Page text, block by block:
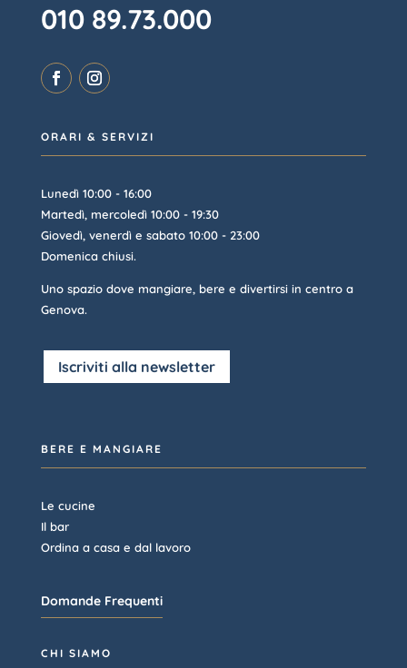
010 89.73.000
ORARI & SERVIZI
Lunedì 10:00 - 16:00
Martedì, mercoledì 10:00 - 19:30
Giovedì, venerdì e sabato 10:00 - 23:00
Domenica chiusi.
Uno spazio dove mangiare, bere e divertirsi in centro a
Genova.
Iscriviti alla newsletter
BERE E MANGIARE
Le cucine
Il bar
Ordina a casa e dal lavoro
Domande Frequenti
CHI SIAMO